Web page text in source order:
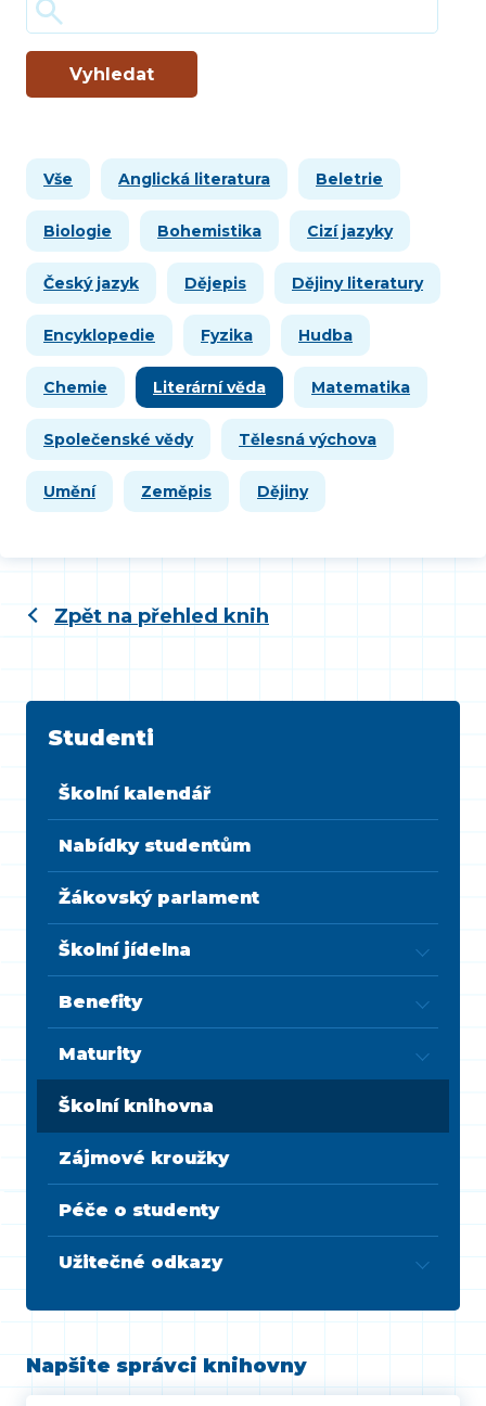
Vyhledat
Vše Anglická literatura Beletrie
Biologie Bohemistika Cizí jazyky
Český jazyk Dějepis Dějiny literatury
Encyklopedie Fyzika Hudba
Chemie Literární věda Matematika
Společenské vědy Tělesná výchova
Umění Zeměpis Dějiny
Zpět na přehled knih
Studenti
Školní kalendář
Nabídky studentům
Žákovský parlament
Školní jídelna
Benefity
Maturity
Školní knihovna
Zájmové kroužky
Péče o studenty
Užitečné odkazy
Napšite správci knihovny